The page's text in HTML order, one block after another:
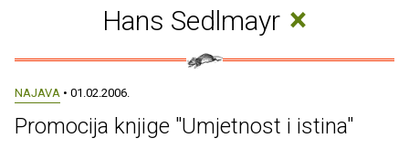
Hans Sedlmayr ×
NAJAVA • 01.02.2006.
Promocija knjige "Umjetnost i istina"